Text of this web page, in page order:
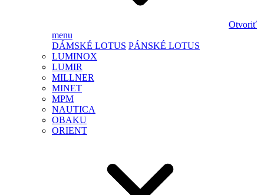
Otvoriť
menu
DÁMSKÉ LOTUS PÁNSKÉ LOTUS
LUMINOX
LUMIR
MILLNER
MINET
MPM
NAUTICA
OBAKU
ORIENT